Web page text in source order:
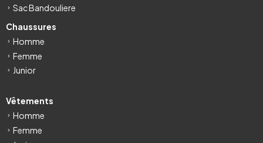
Sac Bandouliere
Chaussures
Homme
Femme
Junior
Vêtements
Homme
Femme